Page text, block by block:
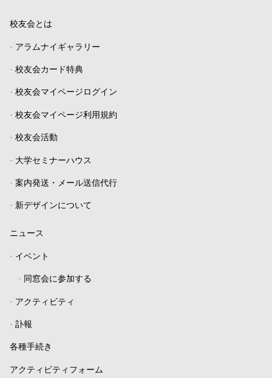
校友会とは
- アラムナイギャラリー
- 校友会カード特典
- 校友会マイページログイン
- 校友会マイページ利用規約
- 校友会活動
- 大学セミナーハウス
- 案内発送・メール送信代行
- 新デザインについて
ニュース
- イベント
- 同窓会に参加する
- アクティビティ
- 訃報
各種手続き
アクティビティフォーム